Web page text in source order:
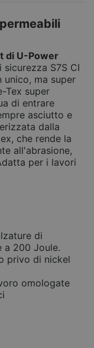
di U-Power
S7S CI
unico, ma super
Tex super
di entrare
asciutto e
dalla
che rende la
all'abrasione,
per i lavori
di
a 200 Joule.
privo di nickel
omologate